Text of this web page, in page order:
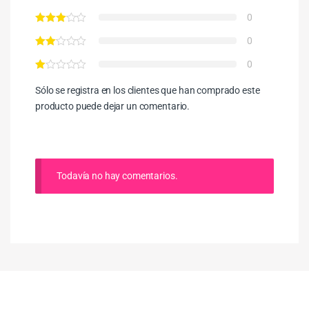
0
0
0
Sólo se registra en los clientes que han comprado este
producto puede dejar un comentario.
Todavía no hay comentarios.